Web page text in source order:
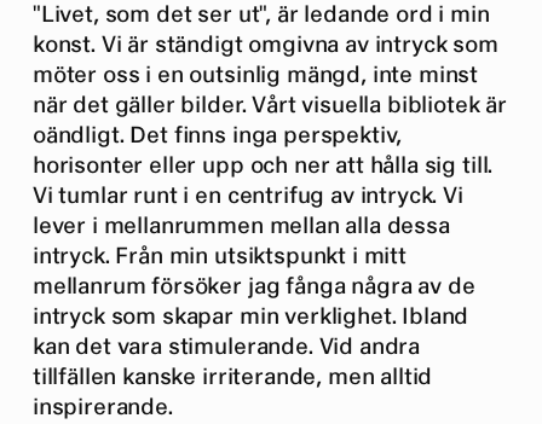
"Livet, som det ser ut", är ledande ord i min
konst. Vi är ständigt omgivna av intryck som
möter oss i en outsinlig mängd, inte minst
när det gäller bilder. Vårt visuella bibliotek är
oändligt. Det finns inga perspektiv,
horisonter eller upp och ner att hålla sig till.
Vi tumlar runt i en centrifug av intryck. Vi
lever i mellanrummen mellan alla dessa
intryck. Från min utsiktspunkt i mitt
mellanrum försöker jag fånga några av de
intryck som skapar min verklighet. Ibland
kan det vara stimulerande. Vid andra
tillfällen kanske irriterande, men alltid
inspirerande.